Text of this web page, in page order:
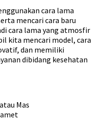
cara lama
mencari cara baru
cara lama yang atmosfir
kita mencari model, cara
dan memiliki
dibidang kesehatan
Mas